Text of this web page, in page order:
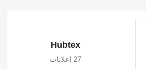
Hubtex
27 إعلانات